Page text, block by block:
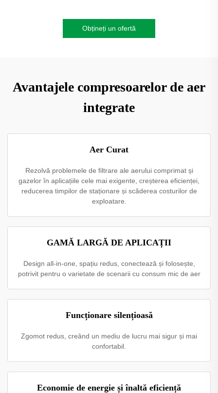
Obțineți un ofertă
Avantajele compresoarelor de aer
integrate
Aer Curat
Rezolvă problemele de filtrare ale aerului comprimat și
gazelor în aplicațiile cele mai exigente, creșterea eficienței,
reducerea timpilor de staționare și scăderea costurilor de
exploatare.
GAMĂ LARGĂ DE APLICAȚII
Design all-in-one, spațiu redus, conectează și folosește,
potrivit pentru o varietate de scenarii cu consum mic de aer
Funcționare silențioasă
Zgomot redus, creând un mediu de lucru mai sigur și mai
confortabil.
Economie de energie și înaltă eficiență